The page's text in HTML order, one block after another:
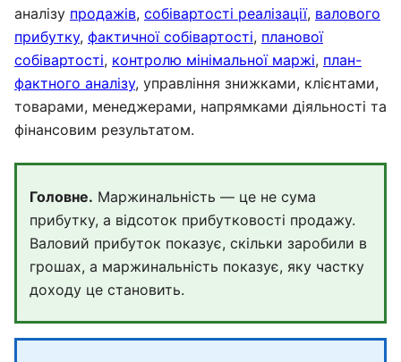
аналізу продажів, собівартості реалізації, валового
прибутку, фактичної собівартості, планової
собівартості, контролю мінімальної маржі, план-
фактного аналізу, управління знижками, клієнтами,
товарами, менеджерами, напрямками діяльності та
фінансовим результатом.
Головне. Маржинальність — це не сума
прибутку, а відсоток прибутковості продажу.
Валовий прибуток показує, скільки заробили в
грошах, а маржинальність показує, яку частку
доходу це становить.